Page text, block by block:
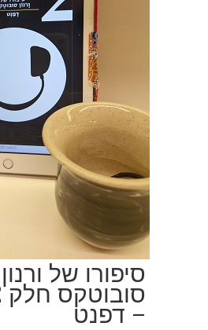
סיפורו של ורנון
– דפנט